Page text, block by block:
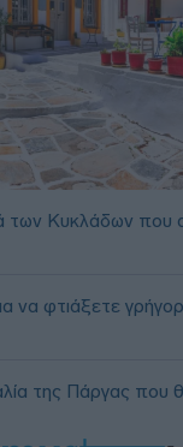
των Κυκλάδων που
να φτιάξετε
της Πάργας που